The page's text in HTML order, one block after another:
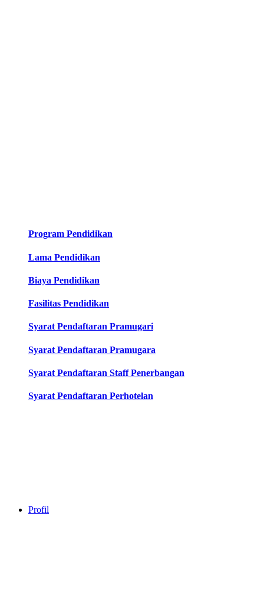
Program Pendidikan
Lama Pendidikan
Biaya Pendidikan
Fasilitas Pendidikan
Syarat Pendaftaran Pramugari
Syarat Pendaftaran Pramugara
Syarat Pendaftaran Staff Penerbangan
Syarat Pendaftaran Perhotelan
Profil